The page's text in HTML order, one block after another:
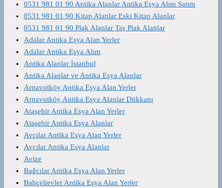
0531 981 01 90 Antika Alanlar Antika Eşya Alım Satım
0531 981 01 90 Kitap Alanlar Eski Kitap Alanlar
0531 981 01 90 Plak Alanlar Taş Plak Alanlar
Adalar Antika Eşya Alan Yerler
Adalar Antika Eşya Alım
Antika Alanlar İstanbul
Antika Alanlar ve Antika Eşya Alanlar
Arnavutköy Antika Eşya Alan Yerler
Arnavutköy Antika Eşya Alanlar Dükkanı
Ataşehir Antika Eşya Alan Yerler
Ataşehir Antika Eşya Alanlar
Avcılar Antika Eşya Alan Yerler
Avcılar Antika Eşya Alanlar
Avize
Bağcılar Antika Eşya Alan Yerler
Bahçelievler Antika Eşya Alan Yerler